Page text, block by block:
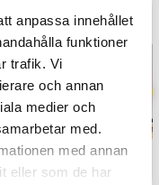
anpassa innehållet
funktioner
trafik. Vi
och annan
medier och
med.
med annan
eller som de har